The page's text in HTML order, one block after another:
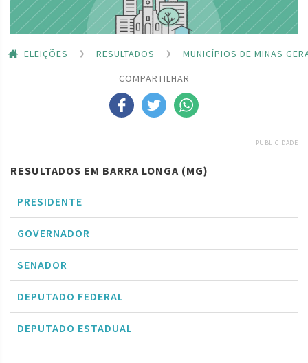
ELEIÇÕES RESULTADOS
MUNICÍPIOS DE MINAS
COMPARTILHAR
PUBLICIDADE
RESULTADOS EM BARRA LONGA (MG)
PRESIDENTE
GOVERNADOR
SENADOR
DEPUTADO FEDERAL
DEPUTADO ESTADUAL